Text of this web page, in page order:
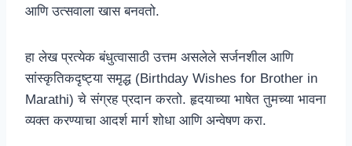
आणि उत्सवाला खास बनवतो.
हा लेख प्रत्येक बंधुत्वासाठी उत्तम असलेले सर्जनशील आणि
सांस्कृतिकदृष्ट्या समृद्ध (Birthday Wishes for Brother in
Marathi) चे संग्रह प्रदान करतो. हृदयाच्या भाषेत तुमच्या भावना
व्यक्त करण्याचा आदर्श मार्ग शोधा आणि अन्वेषण करा.